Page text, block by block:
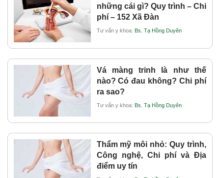
những cái gì? Quy trình – Chi
phí – 152 Xã Đàn
Tư vấn y khoa: Bs. Tạ Hồng Duyên
Vá màng trinh là như thế
nào? Có đau không? Chi phí
ra sao?
Tư vấn y khoa: Bs. Tạ Hồng Duyên
Thẩm mỹ môi nhỏ: Quy trình,
Công nghệ, Chi phí và Địa
điểm uy tín